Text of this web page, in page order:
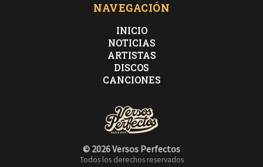
NAVEGACIÓN
INICIO
NOTICIAS
ARTISTAS
DISCOS
CANCIONES
© 2026 Versos Perfectos
Todos los derechos reservados